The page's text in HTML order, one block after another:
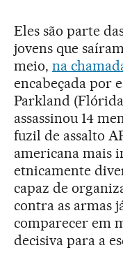
Eles são parte
jovens que
meio, na
encabeçada por
Parkland
assassinou 14
fuzil de assalto
americana mais
etnicamente
capaz de
contra as armas
comparecer em
decisiva para a